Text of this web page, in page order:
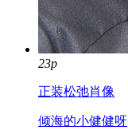
23p
正装松弛肖像
倾海的小健健呀